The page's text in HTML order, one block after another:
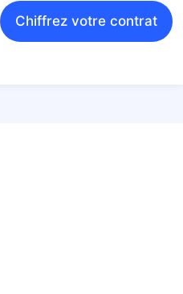
Chiffrez votre contrat